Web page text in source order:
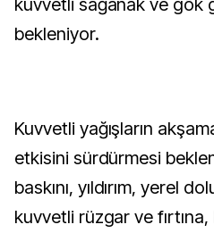
kuvvetli sağanak ve gök
bekleniyor.
Kuvvetli yağışların
etkisini sürdürmesi
baskını, yıldırım, yerel
kuvvetli rüzgar ve